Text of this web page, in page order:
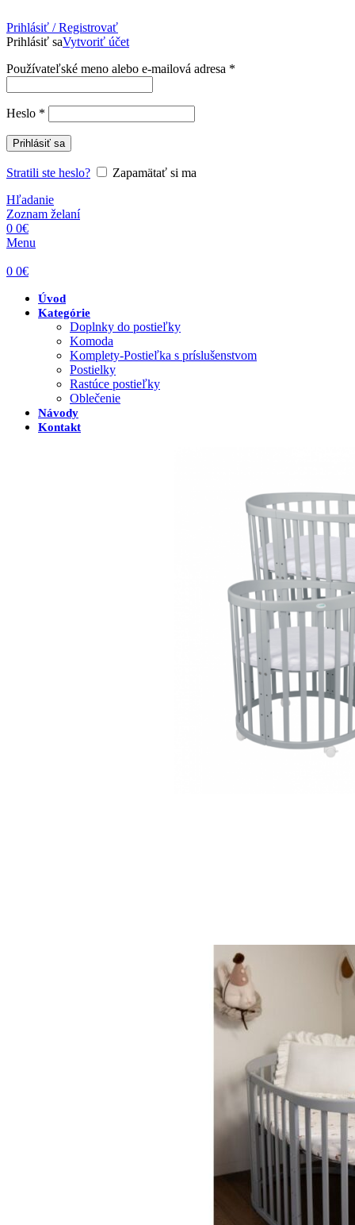
Prihlásiť / Registrovať
Prihlásiť saVytvoriť účet
Používateľské meno alebo e-mailová adresa *
Heslo *
Prihlásiť sa
Stratili ste heslo?
Zapamätať si ma
Hľadanie
Zoznam želaní
0 0€
Menu
0 0€
Úvod
Kategórie
Doplnky do postieľky
Komoda
Komplety-Postieľka s príslušenstvom
Postielky
Rastúce postieľky
Oblečenie
Návody
Kontakt